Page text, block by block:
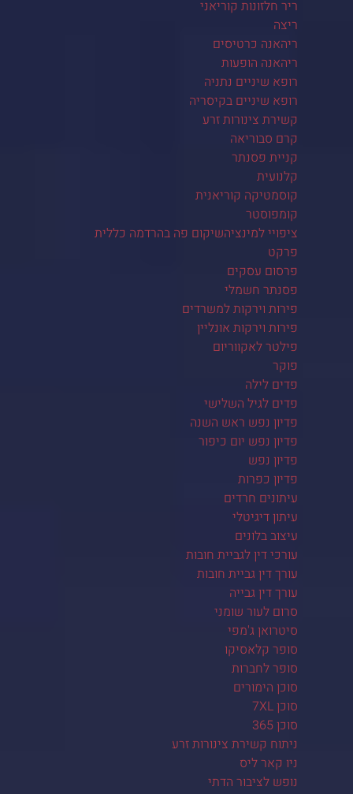
ריר חלזונות קוריאני
ריצה
ריהאנה כרטיסים
ריהאנה הופעות
רופא שיניים נתניה
רופא שיניים בקיסריה
קשירת צינורות זרע
קרם סבוריאה
קניית פסנתר
קלנועית
קוסמטיקה קוריאנית
קומפוסטר
ציפויי למינציהשיקום פה בהרדמה כללית
פרקט
פרסום עסקים
פסנתר חשמלי
פירות וירקות למשרדים
פירות וירקות אונליין
פילטר לאקווריום
פוקר
פדים לילה
פדים לגיל השלישי
פדיון נפש ראש השנה
פדיון נפש יום כיפור
פדיון נפש
פדיון כפרות
עיתונים חרדים
עיתון דיגיטלי
עיצוב בלונים
עורכי דין לגביית חובות
עורך דין גביית חובות
עורך דין גבייה
סרום לעור שומני
סיטרואן ג'מפי
סופר קלאסיקו
סופר לחברות
סוכן הימורים
סוכן 7XL
סוכן 365
ניתוח קשירת צינורות זרע
ניו קאר ליס
נופש לציבור הדתי